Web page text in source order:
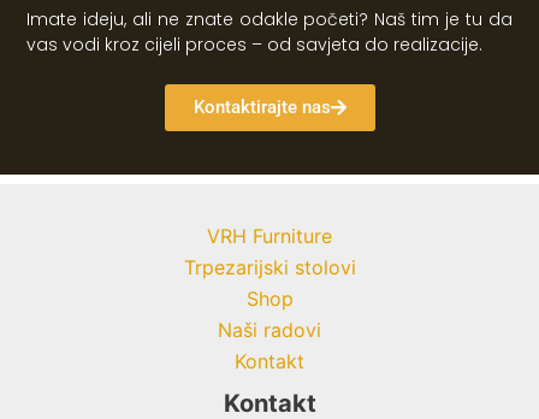
Imate ideju, ali ne znate odakle početi? Naš tim je tu da
vas vodi kroz cijeli proces – od savjeta do realizacije.
Kontaktirajte nas
VRH Furniture
Trpezarijski stolovi
Shop
Naši radovi
Kontakt
Kontakt